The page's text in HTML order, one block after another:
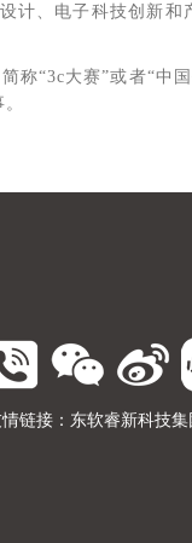
计、电子科技创新
称“3c大赛”或者“中
链接： 东软睿新科技集